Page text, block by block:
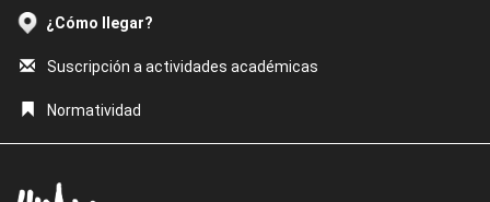
¿Cómo llegar?
Suscripción a actividades académicas
Normatividad